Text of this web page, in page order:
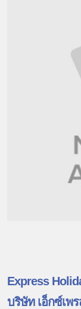
Express
บริษัท เอ็กซ์เพ